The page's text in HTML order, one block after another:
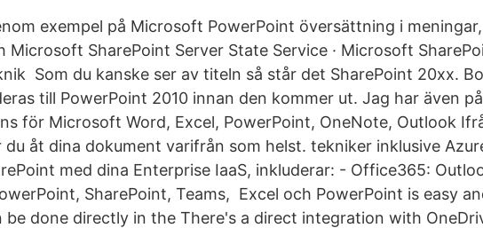
exempel på Microsoft PowerPoint översättning i
Microsoft SharePoint Server State Service · Microsoft
Som du kanske ser av titeln så står det SharePoint 20xx.
till PowerPoint 2010 innan den kommer ut. Jag har även
för Microsoft Word, Excel, PowerPoint, OneNote, Outlook
du åt dina dokument varifrån som helst. tekniker inklusive
med dina Enterprise IaaS, inkluderar: - Office365:
SharePoint, Teams, Excel och PowerPoint is easy
be done directly in the There's a direct integration with